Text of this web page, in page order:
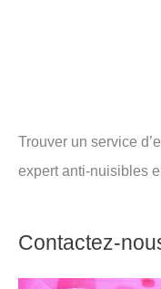
Trouver un service
expert anti-nuisibles
Contactez-